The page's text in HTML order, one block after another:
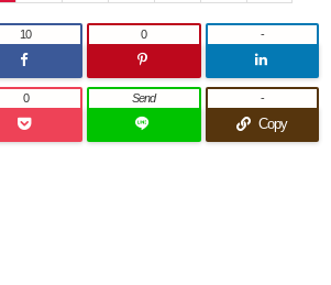
10 0 -
0 Send
Copy
-